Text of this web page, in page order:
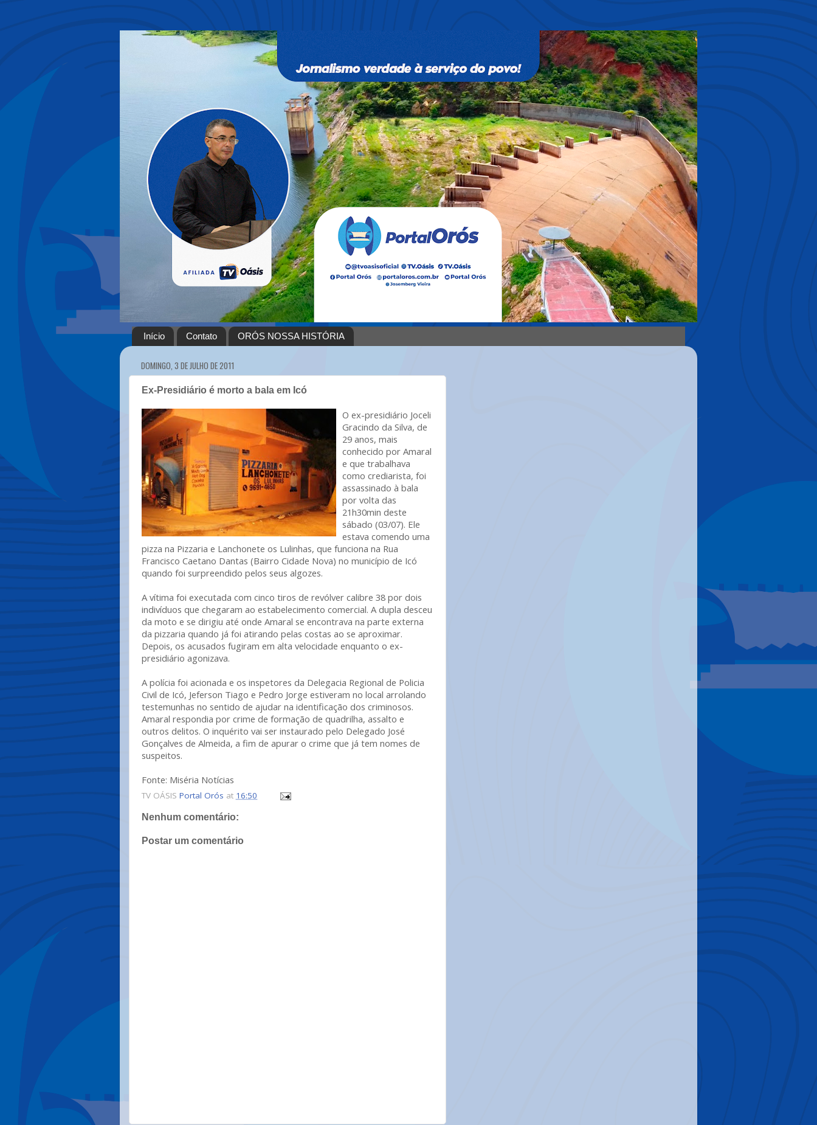
Início Contato ORÓS NOSSA HISTÓRIA
DOMINGO, 3 DE JULHO DE 2011
Ex-Presidiário é morto a bala em Icó
O ex-presidiário Joceli
Gracindo da Silva, de
29 anos, mais
conhecido por Amaral
e que trabalhava
como crediarista, foi
assassinado à bala
por volta das
21h30min deste
sábado (03/07). Ele
estava comendo uma
pizza na Pizzaria e Lanchonete os Lulinhas, que funciona na Rua
Francisco Caetano Dantas (Bairro Cidade Nova) no município de Icó
quando foi surpreendido pelos seus algozes.
A vítima foi executada com cinco tiros de revólver calibre 38 por dois
indivíduos que chegaram ao estabelecimento comercial. A dupla desceu
da moto e se dirigiu até onde Amaral se encontrava na parte externa
da pizzaria quando já foi atirando pelas costas ao se aproximar.
Depois, os acusados fugiram em alta velocidade enquanto o ex-
presidiário agonizava.
A polícia foi acionada e os inspetores da Delegacia Regional de Policia
Civil de Icó, Jeferson Tiago e Pedro Jorge estiveram no local arrolando
testemunhas no sentido de ajudar na identificação dos criminosos.
Amaral respondia por crime de formação de quadrilha, assalto e
outros delitos. O inquérito vai ser instaurado pelo Delegado José
Gonçalves de Almeida, a fim de apurar o crime que já tem nomes de
suspeitos.
Fonte: Miséria Notícias
TV OÁSIS Portal Orós at 16:50
Nenhum comentário:
Postar um comentário